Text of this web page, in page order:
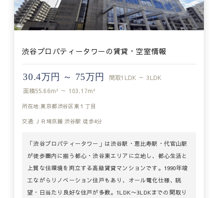
渋谷プロパティータワーの賃貸・空室情報
30.4万円 ～ 75万円 間取1LDK ～ 3LDK
面積55.66m² ～ 103.17m²
所在地:東京都渋谷区東１丁目
交通:ＪＲ埼京線 渋谷駅 徒歩4分
「渋谷プロパティータワー」は渋谷駅・恵比寿駅・代官山駅
が徒歩圏内に揃う都心・渋谷東エリアに立地し、都心生活と
上質な住環境を両立する高級賃貸マンションです。1990年竣
工ながらリノベーション住戸もあり、オール電化仕様、眺
望・日当たり良好な住戸が多数。1LDK〜3LDKまでの間取り